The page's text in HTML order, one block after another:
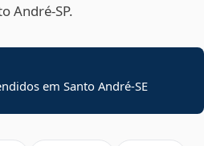
André‑SP.
emSanto André-SE